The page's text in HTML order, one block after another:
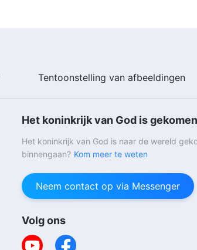
Tentoonstelling van afbeeldingen
Het koninkrijk van God is gekomen
Het koninkrijk van God is naar de wereld
binnengaan? Kom meer te weten
Neem contact op via Messenger
Volg ons